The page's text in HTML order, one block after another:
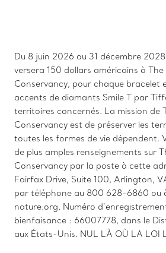
Du 8 juin 2026 au 31 décembre
versera 150 dollars américains à
Conservancy, pour chaque bracelet
accents de diamants Smile T par
territoires concernés. La mission de
Conservancy est de préserver les
toutes les formes de vie dépendent.
de plus amples renseignements sur
Conservancy par la poste à cette
Fairfax Drive, Suite 100, Arlington,
par téléphone au 800 628-6860 ou
nature.org. Numéro
bienfaisance : 66007778, dans le
aux États-Unis. NUL LÀ OÙ LA LOI